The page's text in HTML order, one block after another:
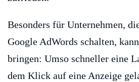
Besonders für Unternehmen,
Google AdWords schalten,
bringen: Umso schneller eine
dem Klick auf eine Anzeige